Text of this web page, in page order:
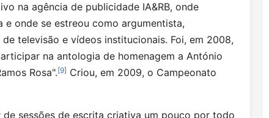
na agência de publicidade IA&RB, onde
e onde se estreou como argumentista,
televisão e vídeos institucionais. Foi, em 2008,
na antologia de homenagem a António
Rosa".[9] Criou, em 2009, o Campeonato
sessões de escrita criativa um pouco por todo